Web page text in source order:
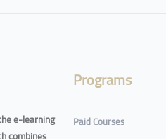
e-learning
Programs
Paid Courses